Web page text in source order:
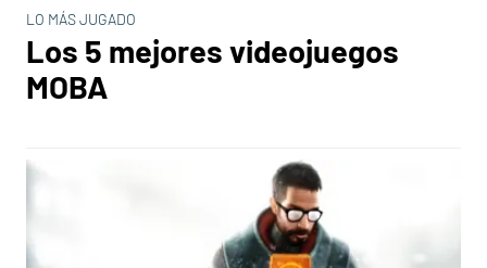
LO MÁS JUGADO
Los 5 mejores videojuegos
MOBA